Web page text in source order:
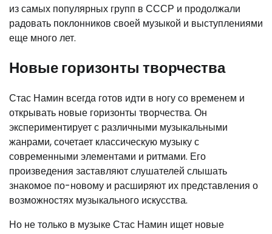
из самых популярных групп в СССР и продолжали
радовать поклонников своей музыкой и выступлениями
еще много лет.
Новые горизонты творчества
Стас Намин всегда готов идти в ногу со временем и
открывать новые горизонты творчества. Он
экспериментирует с различными музыкальными
жанрами, сочетает классическую музыку с
современными элементами и ритмами. Его
произведения заставляют слушателей слышать
знакомое по-новому и расширяют их представления о
возможностях музыкального искусства.
Но не только в музыке Стас Намин ищет новые